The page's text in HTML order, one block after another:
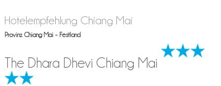
Hotelempfehlung Chiang Mai
Provinz Chiang Mai - Festland
The Dhara Dhevi Chiang Mai